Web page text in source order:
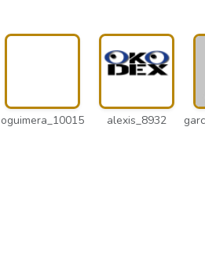
oguimera_10015 alexis_8932